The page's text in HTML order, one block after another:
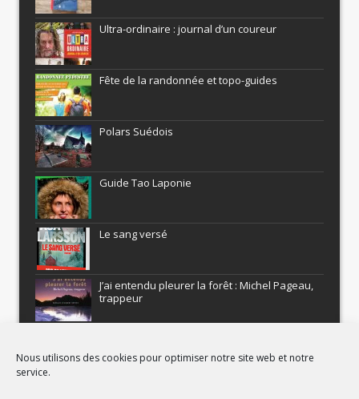
Nous utilisons des cookies pour optimiser notre site web et notre
service.
Ultra-ordinaire : journal d’un coureur
Fête de la randonnée et topo-guides
Polars Suédois
Guide Tao Laponie
Le sang versé
J’ai entendu pleurer la forêt : Michel Pageau,
trappeur